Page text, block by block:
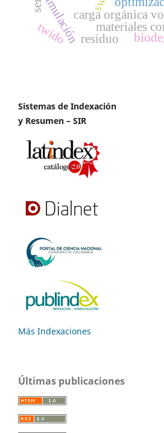
carga orgánica
materiales
simulaciónresiduo
twido
Sistemas de Indexación
y Resumen – SIR
Más Indexaciones
Últimas publicaciones